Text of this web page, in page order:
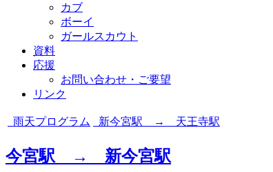
カブ
ボーイ
ガールスカウト
資料
応援
お問い合わせ・ご要望
リンク
雨天プログラム 新今宮駅 → 天王寺駅
今宮駅 → 新今宮駅